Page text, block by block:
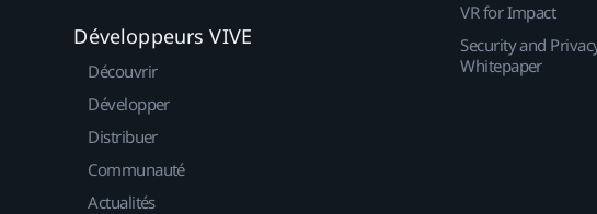
Développeurs VIVE
Découvrir
Développer
Distribuer
Communauté
Actualités
VR for Impact
Security and
Whitepaper